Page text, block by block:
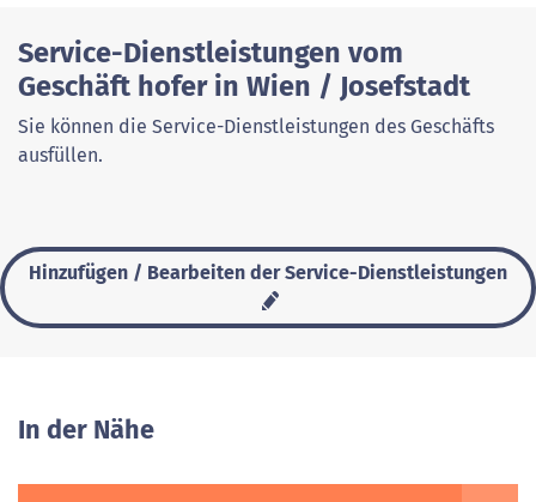
Service-Dienstleistungen vom
Geschäft hofer in Wien / Josefstadt
Sie können die Service-Dienstleistungen des Geschäfts
ausfüllen.
Hinzufügen / Bearbeiten der Service-Dienstleistungen
In der Nähe